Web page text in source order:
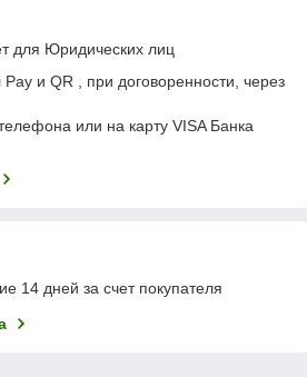
для Юридических лиц
и QR , при договоренности, через
или на карту VISA Банка
14 дней за счет покупателя